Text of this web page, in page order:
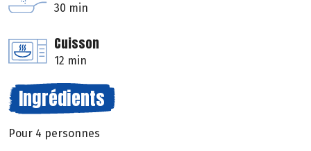
30 min
Cuisson
12 min
Ingrédients
Pour 4 personnes